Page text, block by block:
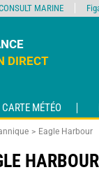
DIRECT
CARTE MÉTÉO
Eagle Harbour
HARBOUR
MARINE